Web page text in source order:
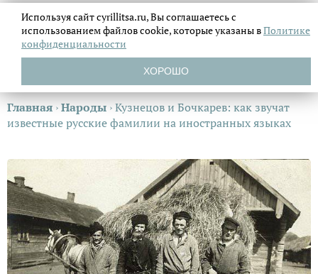
Главная ›Народы ›Кузнецов и Бочкарев: как звучат
известные русские фамилии на иностранных языках
Используя сайт cyrillitsa.ru, Вы соглашаетесь с
использованием файловcookie, которые указаны вПолитике
конфиденциальности
ХОРОШО